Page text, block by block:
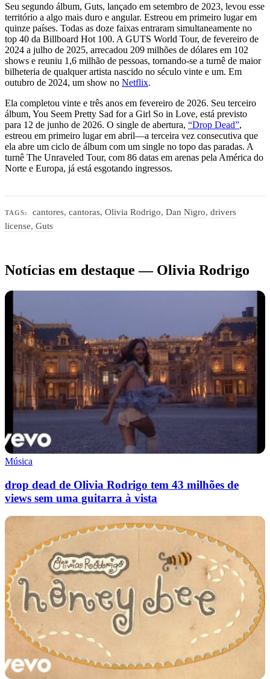
Seu segundo álbum, Guts, lançado em setembro de 2023, levou esse
território a algo mais duro e angular. Estreou em primeiro lugar em
quinze países. Todas as doze faixas entraram simultaneamente no
top 40 da Billboard Hot 100. A GUTS World Tour, de fevereiro de
2024 a julho de 2025, arrecadou 209 milhões de dólares em 102
shows e reuniu 1,6 milhão de pessoas, tornando-se a turnê de maior
bilheteria de qualquer artista nascido no século vinte e um. Em
outubro de 2024, um show no Netflix.
Ela completou vinte e três anos em fevereiro de 2026. Seu terceiro
álbum, You Seem Pretty Sad for a Girl So in Love, está previsto
para 12 de junho de 2026. O single de abertura, “Drop Dead”,
estreou em primeiro lugar em abril—a terceira vez consecutiva que
ela abre um ciclo de álbum com um single no topo das paradas. A
turnê The Unraveled Tour, com 86 datas em arenas pela América do
Norte e Europa, já está esgotando ingressos.
TAGS: cantores,cantoras,Olivia Rodrigo,Dan Nigro,drivers
license, Guts
Notícias em destaque — Olivia Rodrigo
Música
drop dead de Olivia Rodrigo tem 43 milhões de
views sem uma guitarra à vista